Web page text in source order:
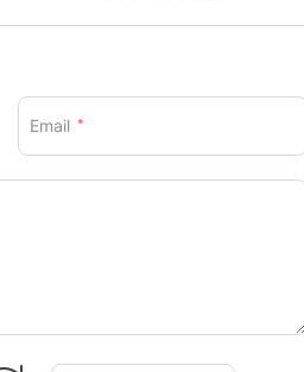
Email *